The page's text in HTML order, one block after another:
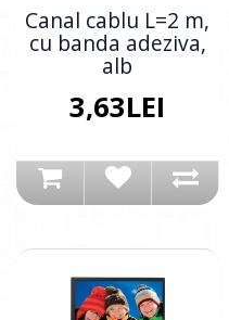
Canal cablu L=2 m,
cu banda adeziva,
alb
3,63LEI